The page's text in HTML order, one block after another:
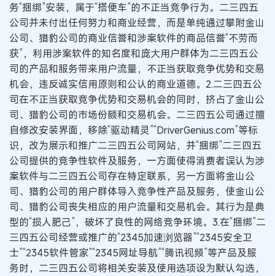
务“捆绑”安装，属于“搭便车”的不正当竞争行为。二三四五
公司并未付出任何努力和商业经营，而是单纯通过攀附金山
公司、猎豹公司的商业信誉和涉案软件的商品信誉“不劳而
获”，利用涉案软件的知名度和庞大用户群体为二三四五公
司的产品和服务带来用户流量，不正当获取竞争优势和交易
机会，违反诚实信用原则和公认的商业道德。2.二三四五公
司在不正当获取竞争优势和交易机会的同时，挤占了金山公
司、猎豹公司的市场份额和交易机会。二三四五公司通过擅
自修改安装界面，移除“驱动精灵”“DriverGenius.com”等标
识，改为展示和推广二三四五公司网站，并“捆绑”二三四五
公司提供的竞争性软件及服务，一方面使得消费者误认为涉
案软件与二三四五公司存在特定联系，另一方面将金山公
司、猎豹公司的用户群体导入竞争性产品及服务，使金山公
司、猎豹公司丧失相应的用户流量和交易机会。其行为是典
型的“损人肥己”，破坏了良性的网络竞争环境。3.在“捆绑”二
三四五公司经营或推广的“2345加速浏览器”“2345安全卫
士”“2345软件管家”“2345网址导航”“腾讯视频”等产品及服
务时，二三四五公司将相关安装及使用选项设为默认勾选，